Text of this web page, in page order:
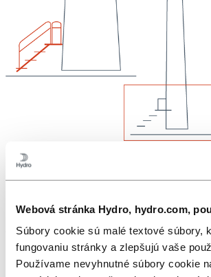
Webová stránka Hydro, hydro.com,
Súbory cookie sú malé textové súbory,
fungovaniu stránky a zlepšujú vaše
Používame nevyhnutné súbory cookie
Vonkajšia veža:
Vonkajšia vstupná plošina veže